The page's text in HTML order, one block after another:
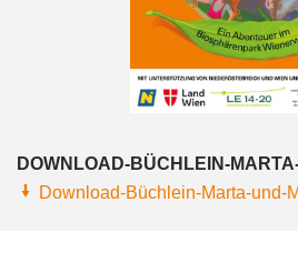
DOWNLOAD-BÜCHLEIN-
Download-Büchlein-Marta-und-